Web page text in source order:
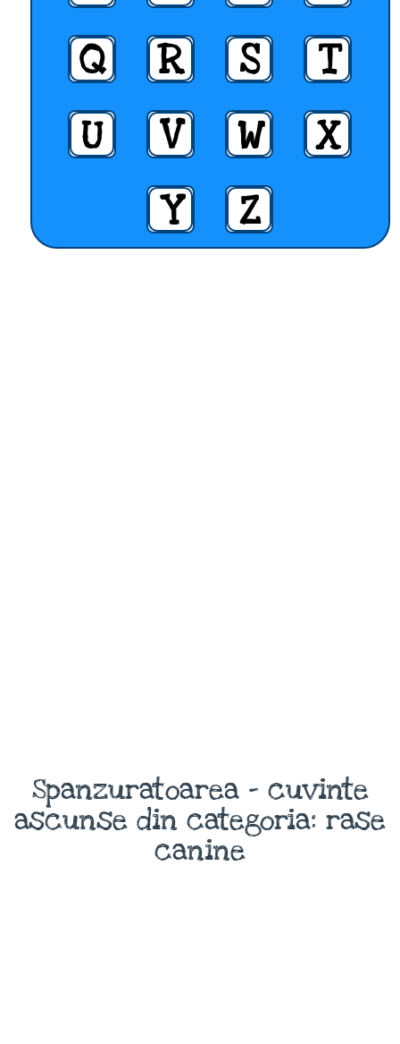
Q
R S
T
U
V W
X
Y
Z
Spanzuratoarea - cuvinte
ascunse din categoria: rase
canine